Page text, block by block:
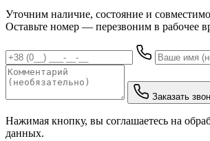
Уточним наличие, состояние и
Оставьте номер — перезвоним в рабочее
Заказать
Нажимая кнопку, вы соглашаетесь на
данных.